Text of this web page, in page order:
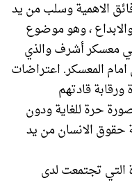
الاهمية وسلب من يد
، وهو موضوع
معسكر أشرف والذي
المعسكر. اعتراضات
قادتهم
حرة للغاية ودون
الانسان من يد
التي تجتمعت لدى